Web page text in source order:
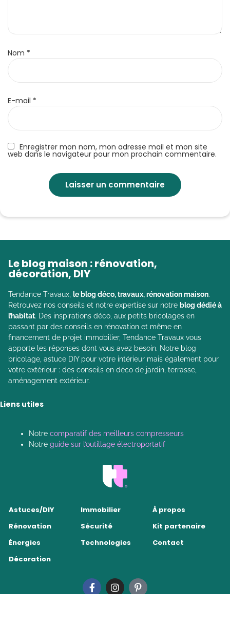
Enregistrer mon nom, mon adresse mail et mon site
web dans le navigateur pour mon prochain commentaire.
Nom *
E-mail *
Le blog maison : rénovation,
décoration, DIY
Tendance Travaux, le blog déco, travaux, rénovation maison.
Retrouvez nos conseils et notre expertise sur notre blog dédié à
l’habitat. Des inspirations déco, aux petits bricolages en
passant par des conseils en rénovation et même en
financement de projet immobilier, Tendance Travaux vous
apporte les réponses dont vous avez besoin. Notre blog
bricolage, astuce DIY pour votre intérieur mais également pour
votre extérieur : des conseils en déco de jardin, terrasse,
aménagement extérieur.
Liens utiles
Notre comparatif des meilleurs compresseurs
Notre guide sur l’outillage électroportatif
Astuces/DIY
Rénovation
Énergies
Décoration
Immobilier
Sécurité
Technologies
À propos
Kit partenaire
Contact